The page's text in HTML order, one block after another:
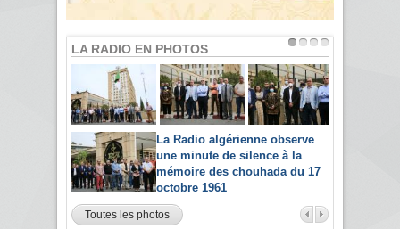
LA RADIO EN PHOTOS
La Radio algérienne observe
une minute de silence à la
mémoire des chouhada du 17
octobre 1961
Toutes les photos